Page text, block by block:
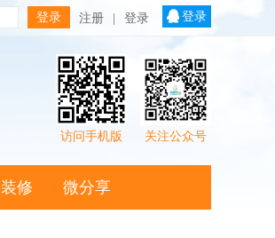
注册 登录 登录
关注公众号
访问手机版
装修 微分享